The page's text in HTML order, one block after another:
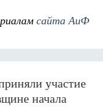
сайта АиФ
участие
начала